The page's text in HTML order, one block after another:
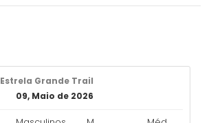
Estrela Grande Trail
09, Maio de 2026